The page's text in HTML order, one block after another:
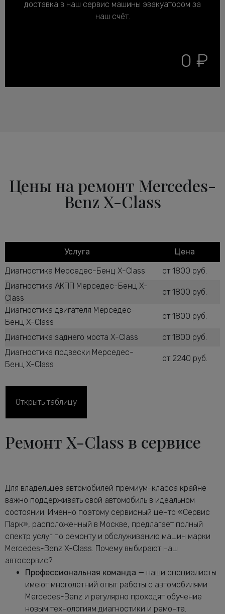
доставка в наш сервис машины эвакуатором за
наш счёт.
0 ₽
Цены на ремонт Mercedes-
Benz X-Class
Услуга
Цена
Диагностика Мерседес-Бенц X-Class
от 1800 руб.
Диагностика АКПП Мерседес-Бенц X-
Class
от 1800 руб.
Диагностика двигателя Мерседес-
Бенц X-Class
от 1800 руб.
Диагностика заднего моста X-Class
от 1800 руб.
Диагностика подвески Мерседес-
Бенц X-Class
от 2240 руб.
Class
Диагностика ТНВД дизельного
Мерседес-Бенц X-Class
Диагностика ходовой части
Class
Замена антифриза Мерседес-Бенц X-
Class
от 1160 руб.
Замена воздушного фильтра
Мерседес-Бенц X-Class
от 680 руб.
Замена задних тормозных дисков
Мерседес-Бенц X-Class
от 1640 руб.
Замена задних тормозных колодок
Мерседес-Бенц X-Class
от 2240 руб.
Замена масла в АКПП Мерседес-Бенц
X-Class
от 3080 руб.
Открыть таблицу
Ремонт X-Class в сервисе
Для владельцев автомобилей премиум-класса крайне
важно поддерживать свой автомобиль в идеальном
состоянии. Именно поэтому сервисный центр «Сервис
Парк», расположенный в Москве, предлагает полный
спектр услуг по ремонту и обслуживанию машин марки
Mercedes-Benz X-Class. Почему выбирают наш
автосервис?
Профессиональная команда — наши специалисты
имеют многолетний опыт работы с автомобилями
Mercedes-Benz и регулярно проходят обучение
новым технологиям диагностики и ремонта.